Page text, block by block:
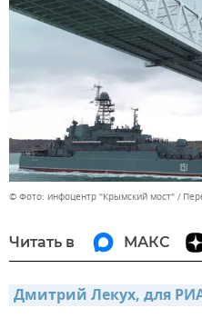
© Фото: инфоцентр "Крымский мост"
Читать в МАКС
Дмитрий Лекух, для